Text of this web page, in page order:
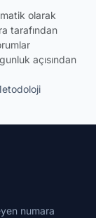
olarak
tarafından
açısından
numara